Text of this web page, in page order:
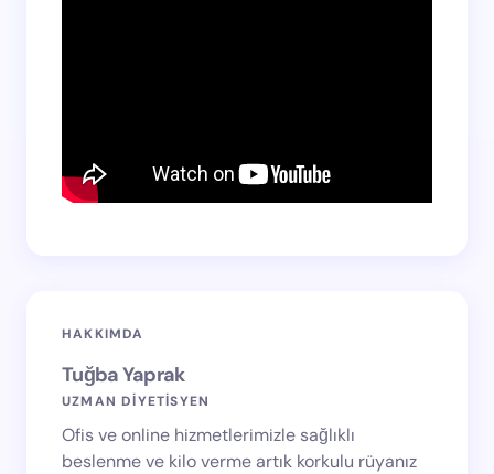
HAKKIMDA
Tuğba Yaprak
UZMAN DİYETİSYEN
Ofis ve online hizmetlerimizle sağlıklı
beslenme ve kilo verme artık korkulu rüyanız